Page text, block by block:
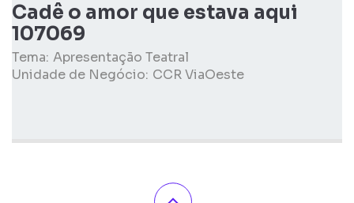
Cadê o amor que estava aqui
107069
Tema: Apresentação Teatral
Unidade de Negócio: CCR ViaOeste